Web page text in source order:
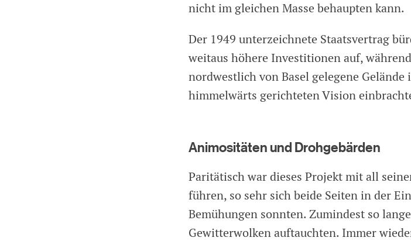
nicht im gleichen Masse behaupten kann.
Der 1949 unterzeichnete Staatsvertrag
weitaus höhere Investitionen auf,
nordwestlich von Basel gelegene
himmelwärts gerichteten Vision
Animositäten und Drohgebärden
Paritätisch war dieses Projekt mit all
führen, so sehr sich beide Seiten in der
Bemühungen sonnten. Zumindest so
Gewitterwolken auftauchten. Immer